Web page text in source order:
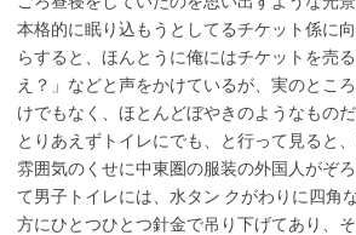
本格的に眠り込もうとしてるチケット係に
らすると、ほんとうに俺にはチケットを売
え？」などと声をかけているが、実のとこ
けでもなく、ほとんどぼやきのようなものだ
とりあえずトイレにでも、と行って見ると
雰囲気のくせに中東圏の服装の外国人がぞ
て男子トイレには、水タン クがわりに四角
方にひとつひとつ針金で吊り下げてあり、